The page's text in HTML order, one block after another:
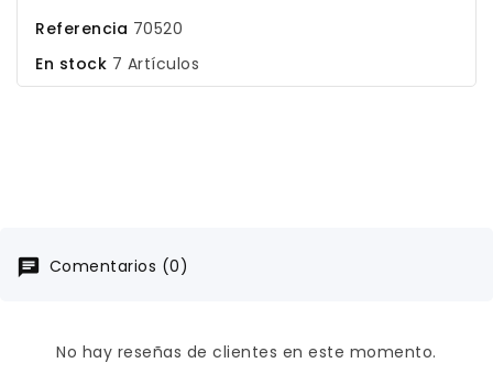
Referencia 70520
En stock 7 Artículos
Comentarios (0)
No hay reseñas de clientes en este momento.